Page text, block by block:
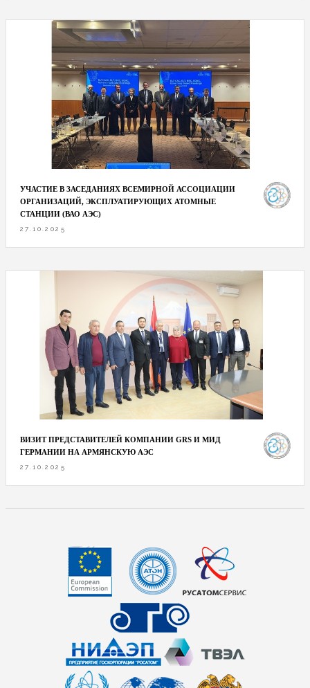
УЧАСТИЕ В ЗАСЕДАНИЯХ ВСЕМИРНОЙ АССОЦИАЦИИ
ОРГАНИЗАЦИЙ, ЭКСПЛУАТИРУЮЩИХ АТОМНЫЕ
СТАНЦИИ (ВАО АЭС)
27.10.2025
ВИЗИТ ПРЕДСТАВИТЕЛЕЙ КОМПАНИИ GRS И МИД
ГЕРМАНИИ НА АРМЯНСКУЮ АЭС
27.10.2025